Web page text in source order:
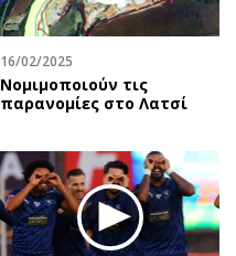
Γενικά
Αναδρομές
Περιβάλλον
Γυναίκα
Showbiz
Ταξίδια
16/02/2025
Νομιμοποιούν τις
παρανομίες στο Λατσί